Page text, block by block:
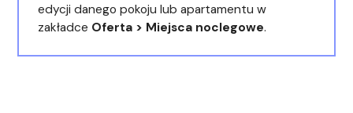
edycji danego pokoju lub apartamentu w
zakładce Oferta > Miejsca noclegowe.